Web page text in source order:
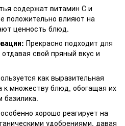
содержат витамин С и
положительно влияют на
ценность блюд.
Прекрасно подходит для
свой пряный вкус и
как выразительная
к множеству блюд, обогащая их
базилика.
хорошо реагирует на
удобрениями, давая